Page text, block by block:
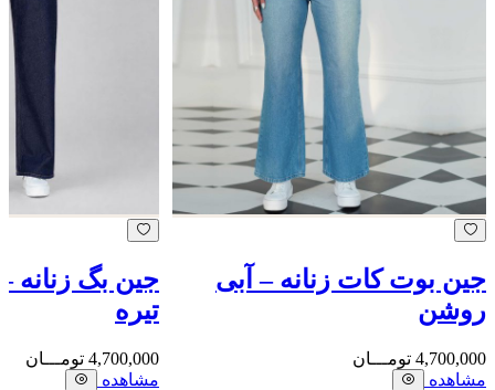
جین بوت کات زنانه – آبی
روشن
4,700,000 تومـــان
مشاهده
جین بگ زنانه
تیره
4,700,000 تومـــان
مشاهده